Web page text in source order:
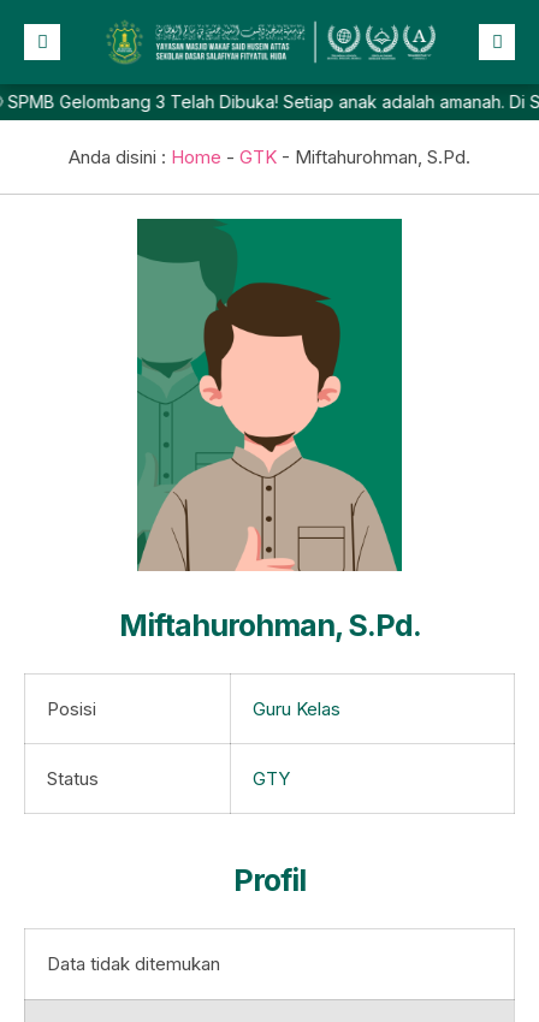
Beranda
Profil
Berita
Gelombang 3 Telah Dibuka! Setiap anak adalah amanah. Di
Anda disini : Home - GTK - Miftahurohman, S.Pd.
Miftahurohman, S.Pd.
Posisi Guru Kelas
Status GTY
Profil
Data tidak ditemukan